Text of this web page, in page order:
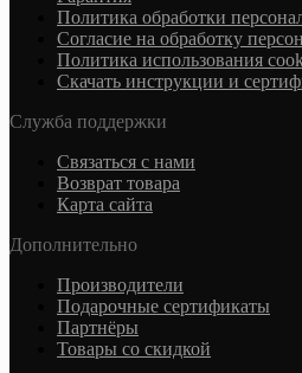
Политика обработки
Согласие на обработку
Политика использования
Скачать инструкции и
Служба поддержки
Связаться с нами
Возврат товара
Карта сайта
Дополнительно
Производители
Подарочные сертификаты
Партнёры
Товары со скидкой